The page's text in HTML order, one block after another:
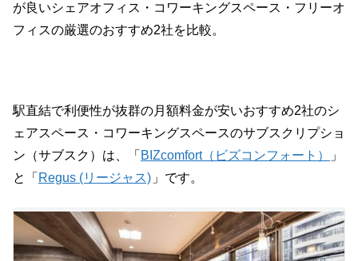
が良いシェアオフィス・コワーキングスペース・フリーオ
フィスの厳選のおすすめ2社を比較。
駅直結で利便性が抜群の月額料金が安いおすすめ2社のシ
ェアスペース・コワーキングスペースのサブスクリプショ
ン（サブスク）は、「 BIZcomfort（ビズコンフォート）
」
と「 Regus (リージャス) 」です。